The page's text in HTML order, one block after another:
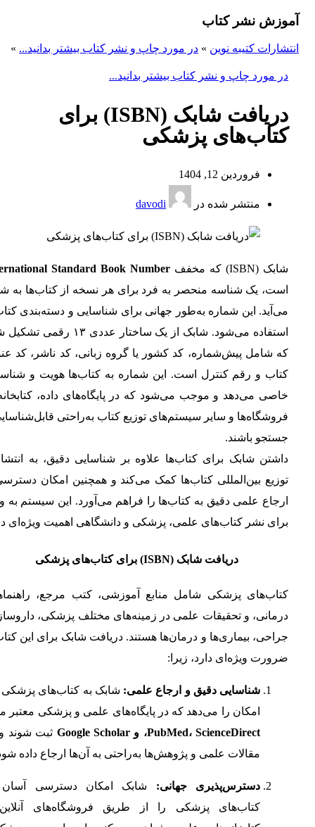
آموزش نشر کتاب
انتشارات کتیبه نوین » در مورد چاپ و نشر کتاب بیشتر بدانید... »
در مورد چاپ و نشر کتاب بیشتر بدانید...
دریافت شابک (ISBN) برای
کتاب‌های پزشکی
فروردین 12, 1404
منتشر شده در davodi
شابک (ISBN) که مخفف
Standard Book Number
است، یک شناسه منحصر به فرد برای هر نسخه از کتاب‌ها به
می‌آید. این شماره به‌طور جهانی برای شناسایی و دسته‌بندی
استفاده می‌شود. شابک از یک ساختار عددی ۱۳
که شامل پیش‌شماره، کد کشور یا گروه زبانی، کد ناشر، کد
کتاب و رقم کنترل است. این شماره به کتاب‌ها هویت و
خاصی می‌دهد و موجب می‌شود که در پایگاه‌های داده،
فروشگاه‌ها و سایر سیستم‌های توزیع کتاب به‌راحتی
جستجو باشند.
داشتن شابک برای کتاب‌ها علاوه بر شناسایی دقیق، به
توزیع بین‌المللی کتاب‌ها کمک می‌کند و همچنین امکان
ارجاع علمی دقیق به کتاب‌ها را فراهم می‌آورد. این سیستم به
برای نشر کتاب‌های علمی، پزشکی و دانشگاهی اهمیت ویژه‌ای
دریافت شابک (ISBN) برای کتاب‌های پزشکی
کتاب‌های پزشکی شامل منابع آموزشی، کتب مرجع،
درمانی، و تحقیقات علمی در زمینه‌های مختلف پزشکی،
جراحی، بیماری‌ها و درمان‌ها هستند. دریافت شابک برای این
ضرورت ویژه‌ای دارد، زیرا:
شناسایی دقیق و ارجاع علمی: شابک به کتاب‌های پزشکی
امکان را می‌دهد که در پایگاه‌های علمی و پزشکی معتبر
PubMed، ScienceDirect، و Google Scholar
ثبت شوند
مقالات علمی و پژوهش‌ها به‌راحتی به آن‌ها ارجاع داده
دسترس‌پذیری جهانی: شابک امکان دسترسی آسان
کتاب‌های پزشکی را از طریق فروشگاه‌های